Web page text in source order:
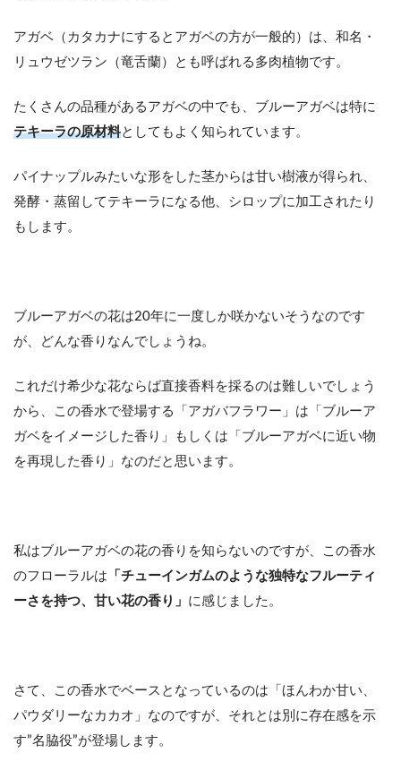
アガベ（カタカナにするとアガベの方が一般的）は、和名・
リュウゼツラン（竜舌蘭）とも呼ばれる多肉植物です。
たくさんの品種があるアガベの中でも、ブルーアガベは特に
テキーラの原材料としてもよく知られています。
パイナップルみたいな形をした茎からは甘い樹液が得られ、
発酵・蒸留してテキーラになる他、シロップに加工されたり
もします。
ブルーアガベの花は20年に一度しか咲かないそうなのです
が、どんな香りなんでしょうね。
これだけ希少な花ならば直接香料を採るのは難しいでしょう
から、この香水で登場する「アガバフラワー」は「ブルーア
ガベをイメージした香り」もしくは「ブルーアガベに近い物
を再現した香り」なのだと思います。
私はブルーアガベの花の香りを知らないのですが、この香水
のフローラルは 「チューインガムのような独特なフルーティ
ーさを持つ、甘い花の香り」 に感じました。
さて、この香水でベースとなっているのは「ほんわか甘い、
パウダリーなカカオ」なのですが、それとは別に存在感を示
す”名脇役”が登場します。